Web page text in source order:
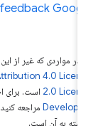
feedback
در مواردی که غیر از این
Attribution 4.0
2.0است. برای اطلاع
به آن است.